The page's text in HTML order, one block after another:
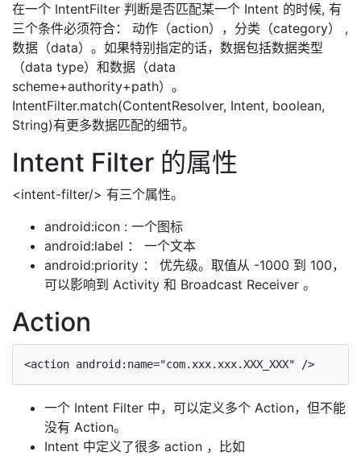
在一个 IntentFilter 判断是否匹配某一个 Intent 的时候, 有
三个条件必须符合： 动作（action），分类（category） ,
数据（data）。如果特别指定的话，数据包括数据类型
（data type）和数据（data
scheme+authority+path）。
IntentFilter.match(ContentResolver, Intent, boolean,
String)有更多数据匹配的细节。
Intent Filter 的属性
<intent-filter/> 有三个属性。
android:icon : 一个图标
android:label ： 一个文本
android:priority ： 优先级。取值从 -1000 到 100，
可以影响到 Activity 和 Broadcast Receiver 。
Action
一个 Intent Filter 中，可以定义多个 Action，但不能
没有 Action。
Intent 中定义了很多 action ，比如